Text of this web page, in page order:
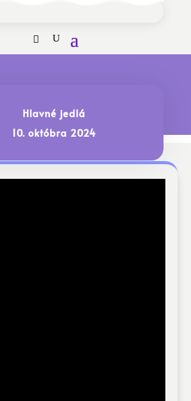
Hlavné jedlá
10. októbra 2024